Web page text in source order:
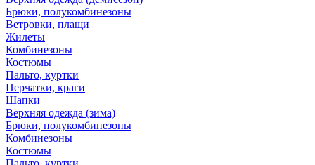
Брюки, полукомбинезоны
Ветровки, плащи
Жилеты
Комбинезоны
Костюмы
Пальто, куртки
Перчатки, краги
Шапки
Верхняя одежда (зима)
Брюки, полукомбинезоны
Комбинезоны
Костюмы